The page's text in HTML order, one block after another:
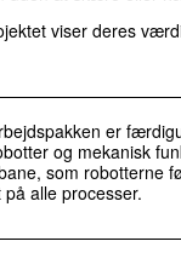
viser deres
er
og mekanisk
som robotterne
alle processer.